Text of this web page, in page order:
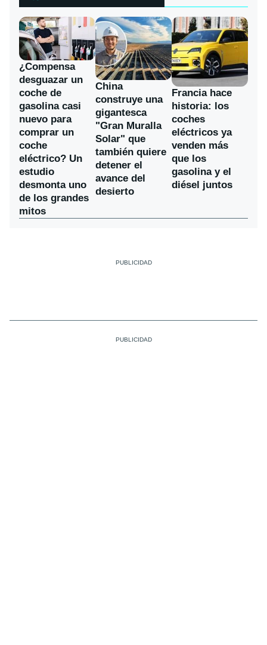
¿Compensa
desguazar un
coche de
gasolina casi
nuevo para
comprar un
coche
eléctrico? Un
estudio
desmonta uno
de los grandes
mitos
China
construye una
gigantesca
"Gran Muralla
Solar" que
también quiere
detener el
avance del
desierto
Francia hace
historia: los
coches
eléctricos ya
venden más
que los
gasolina y el
diésel juntos